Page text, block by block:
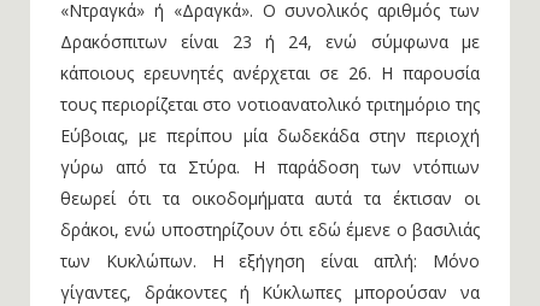
«Ντραγκά» ή «Δραγκά». Ο συνολικός αριθμός των
Δρακόσπιτων είναι 23 ή 24, ενώ σύμφωνα με
κάποιους ερευνητές ανέρχεται σε 26. Η παρουσία
τους περιορίζεται στο νοτιοανατολικό τριτημόριο της
Εύβοιας, με περίπου μία δωδεκάδα στην περιοχή
γύρω από τα Στύρα. Η παράδοση των ντόπιων
θεωρεί ότι τα οικοδομήματα αυτά τα έκτισαν οι
δράκοι, ενώ υποστηρίζουν ότι εδώ έμενε ο βασιλιάς
των Κυκλώπων. Η εξήγηση είναι απλή: Μόνο
γίγαντες, δράκοντες ή Κύκλωπες μπορούσαν να